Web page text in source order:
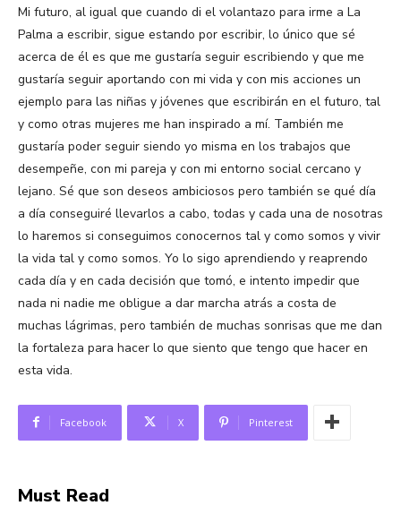
Mi futuro, al igual que cuando di el volantazo para irme a La
Palma a escribir, sigue estando por escribir, lo único que sé
acerca de él es que me gustaría seguir escribiendo y que me
gustaría seguir aportando con mi vida y con mis acciones un
ejemplo para las niñas y jóvenes que escribirán en el futuro, tal
y como otras mujeres me han inspirado a mí. También me
gustaría poder seguir siendo yo misma en los trabajos que
desempeñe, con mi pareja y con mi entorno social cercano y
lejano. Sé que son deseos ambiciosos pero también se qué día
a día conseguiré llevarlos a cabo, todas y cada una de nosotras
lo haremos si conseguimos conocernos tal y como somos y vivir
la vida tal y como somos. Yo lo sigo aprendiendo y reaprendo
cada día y en cada decisión que tomó, e intento impedir que
nada ni nadie me obligue a dar marcha atrás a costa de
muchas lágrimas, pero también de muchas sonrisas que me dan
la fortaleza para hacer lo que siento que tengo que hacer en
esta vida.
Facebook X Pinterest
Must Read